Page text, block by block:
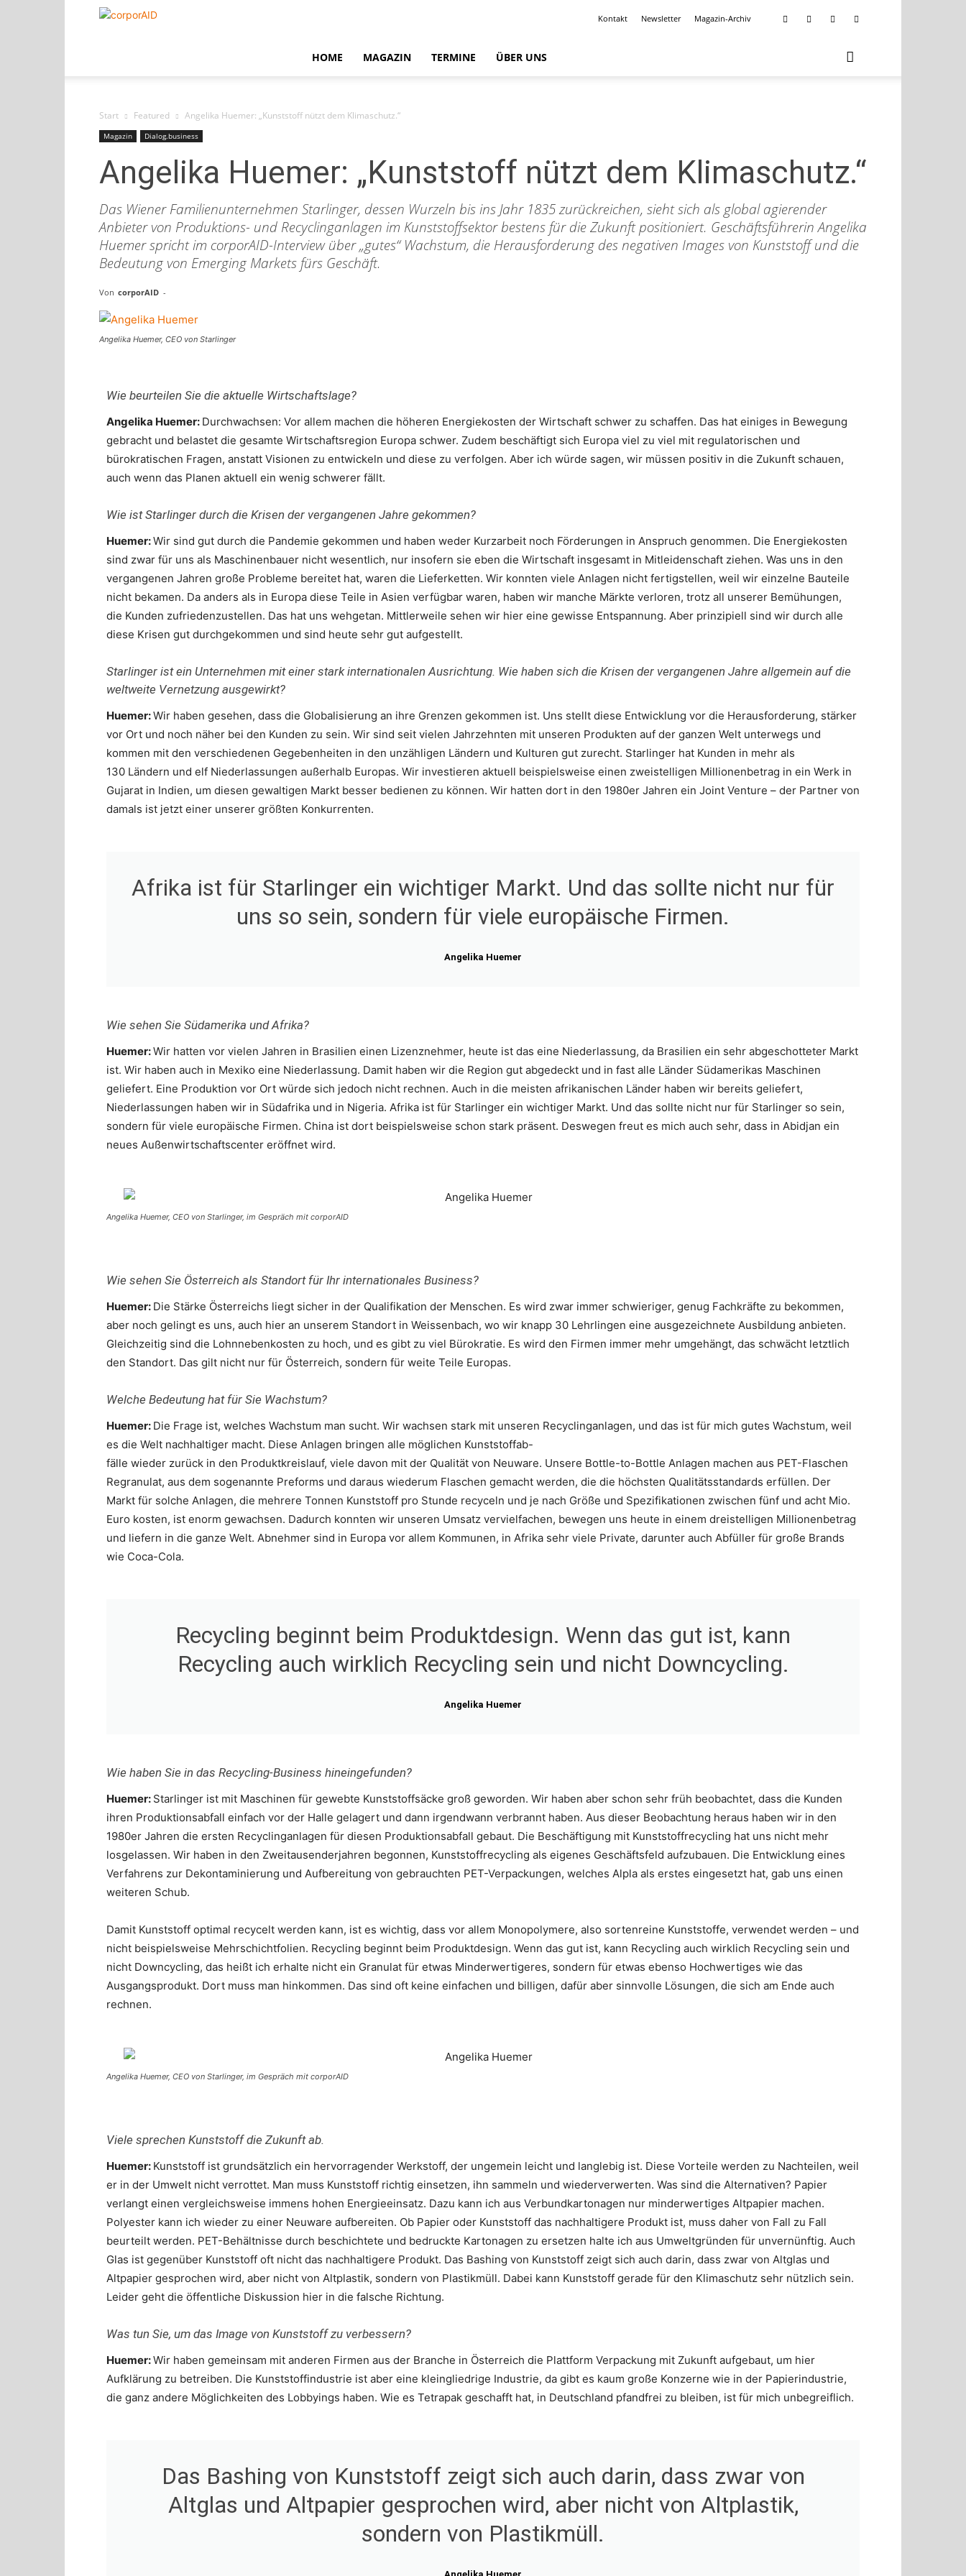
corporAID
Kontakt Newsletter Magazin-Archiv
HOME MAGAZIN TERMINE ÜBER UNS
Start Featured Angelika Huemer: „Kunststoff nützt dem Klimaschutz.“
Magazin Dialog.business
Angelika Huemer: „Kunststoff nützt dem Klimaschutz.“
Das Wiener Familienunternehmen Starlinger, dessen Wurzeln bis ins Jahr 1835 zurückreichen, sieht sich als global agierender
Anbieter von Produktions- und Recyclinganlagen im Kunststoffsektor bestens für die Zukunft positioniert. Geschäftsführerin Angelika
Huemer spricht im corporAID-Interview über „gutes“ Wachstum, die Herausforderung des negativen Images von Kunststoff und die
Bedeutung von Emerging Markets fürs Geschäft.
Von corporAID -
Angelika Huemer, CEO von Starlinger
Wie beurteilen Sie die aktuelle Wirtschaftslage?
Angelika Huemer: Durchwachsen: Vor allem machen die höheren Energiekosten der Wirtschaft schwer zu schaffen. Das hat einiges in Bewegung
gebracht und belastet die gesamte Wirtschaftsregion Europa schwer. Zudem beschäftigt sich Europa viel zu viel mit regulatorischen und
bürokratischen Fragen, anstatt Visionen zu entwickeln und diese zu verfolgen. Aber ich würde sagen, wir müssen positiv in die Zukunft schauen,
auch wenn das Planen aktuell ein wenig schwerer fällt.
Wie ist Starlinger durch die Krisen der vergangenen Jahre gekommen?
Huemer:Wir sind gut durch die Pandemie gekommen und haben weder Kurzarbeit noch Förderungen in Anspruch genommen. Die Energiekosten
sind zwar für uns als Maschinenbauer nicht wesentlich, nur insofern sie eben die Wirtschaft insgesamt in Mitleidenschaft ziehen. Was uns in den
vergangenen Jahren große Probleme bereitet hat, waren die Lieferketten. Wir konnten viele Anlagen nicht fertigstellen, weil wir einzelne Bauteile
nicht bekamen. Da anders als in Europa diese Teile in Asien verfügbar waren, haben wir manche Märkte verloren, trotz all unserer Bemühungen,
die Kunden zufriedenzustellen. Das hat uns wehgetan. Mittlerweile sehen wir hier eine gewisse Entspannung. Aber prinzipiell sind wir durch alle
diese Krisen gut durchgekommen und sind heute sehr gut aufgestellt.
Starlinger ist ein Unternehmen mit einer stark internationalen Ausrichtung. Wie haben sich die Krisen der vergangenen Jahre allgemein auf die
weltweite Vernetzung ausgewirkt?
Huemer:Wir haben gesehen, dass die Globalisierung an ihre Grenzen gekommen ist. Uns stellt diese Entwicklung vor die Herausforderung, stärker
vor Ort und noch näher bei den Kunden zu sein. Wir sind seit vielen Jahrzehnten mit unseren Produkten auf der ganzen Welt unterwegs und
kommen mit den verschiedenen Gegebenheiten in den unzähligen Ländern und Kulturen gut zurecht. Starlinger hat Kunden in mehr als
130 Ländern und elf Niederlassungen außerhalb Europas. Wir investieren aktuell beispielsweise einen zweistelligen Millionenbetrag in ein Werk in
Gujarat in Indien, um diesen gewaltigen Markt besser bedienen zu können. Wir hatten dort in den 1980er Jahren ein Joint Venture – der Partner von
damals ist jetzt einer unserer größten Konkurrenten.
Afrika ist für Starlinger ein wichtiger Markt. Und das sollte nicht nur für
uns so sein, sondern für viele europäische Firmen.
Angelika Huemer
Wie sehen Sie Südamerika und Afrika?
Huemer:Wir hatten vor vielen Jahren in Brasilien einen Lizenznehmer, heute ist das eine Niederlassung, da Brasilien ein sehr abgeschotteter Markt
ist. Wir haben auch in Mexiko eine Niederlassung. Damit haben wir die Region gut abgedeckt und in fast alle Länder Südamerikas Maschinen
geliefert. Eine Produktion vor Ort würde sich jedoch nicht rechnen. Auch in die meisten afrikanischen Länder haben wir bereits geliefert,
Niederlassungen haben wir in Südafrika und in Nigeria. Afrika ist für Starlinger ein wichtiger Markt. Und das sollte nicht nur für Starlinger so sein,
sondern für viele europäische Firmen. China ist dort beispielsweise schon stark präsent. Deswegen freut es mich auch sehr, dass in Abidjan ein
neues Außenwirtschaftscenter eröffnet wird.
Angelika Huemer, CEO von Starlinger, im Gespräch mit corporAID
Wie sehen Sie Österreich als Standort für Ihr internationales Business?
Huemer: Die Stärke Österreichs liegt sicher in der Qualifikation der Menschen. Es wird zwar immer schwieriger, genug Fachkräfte zu bekommen,
aber noch gelingt es uns, auch hier an unserem Standort in Weissenbach, wo wir knapp 30 Lehrlingen eine ausgezeichnete Ausbildung anbieten.
Gleichzeitig sind die Lohnnebenkosten zu hoch, und es gibt zu viel Bürokratie. Es wird den Firmen immer mehr umgehängt, das schwächt letztlich
den Standort. Das gilt nicht nur für Österreich, sondern für weite Teile Europas.
Welche Bedeutung hat für Sie Wachstum?
Huemer: Die Frage ist, welches Wachstum man sucht. Wir wachsen stark mit unseren Recyclinganlagen, und das ist für mich gutes Wachstum, weil
es die Welt nachhaltiger macht. Diese Anlagen bringen alle möglichen Kunststoffab-
fälle wieder zurück in den Produktkreislauf, viele davon mit der Qualität von Neuware. Unsere Bottle-to-Bottle Anlagen machen aus PET-Flaschen
Regranulat, aus dem sogenannte Preforms und daraus wiederum Flaschen gemacht werden, die die höchsten Qualitätsstandards erfüllen. Der
Markt für solche Anlagen, die mehrere Tonnen Kunststoff pro Stunde recyceln und je nach Größe und Spezifikationen zwischen fünf und acht Mio.
Euro kosten, ist enorm gewachsen. Dadurch konnten wir unseren Umsatz vervielfachen, bewegen uns heute in einem dreistelligen Millionenbetrag
und liefern in die ganze Welt. Abnehmer sind in Europa vor allem Kommunen, in Afrika sehr viele Private, darunter auch Abfüller für große Brands
wie Coca-Cola.
Recycling beginnt beim Produktdesign. Wenn das gut ist, kann
Recycling auch wirklich Recycling sein und nicht Downcycling.
Angelika Huemer
Wie haben Sie in das Recycling-Business hineingefunden?
Huemer: Starlinger ist mit Maschinen für gewebte Kunststoffsäcke groß geworden. Wir haben aber schon sehr früh beobachtet, dass die Kunden
ihren Produktionsabfall einfach vor der Halle gelagert und dann irgendwann verbrannt haben. Aus dieser Beobachtung heraus haben wir in den
1980er Jahren die ersten Recyclinganlagen für diesen Produktionsabfall gebaut. Die Beschäftigung mit Kunststoffrecycling hat uns nicht mehr
losgelassen. Wir haben in den Zweitausenderjahren begonnen, Kunststoffrecycling als eigenes Geschäftsfeld aufzubauen. Die Entwicklung eines
Verfahrens zur Dekontaminierung und Aufbereitung von gebrauchten PET-Verpackungen, welches Alpla als erstes eingesetzt hat, gab uns einen
weiteren Schub.
Damit Kunststoff optimal recycelt werden kann, ist es wichtig, dass vor allem Monopolymere, also sortenreine Kunststoffe, verwendet werden – und
nicht beispielsweise Mehrschichtfolien. Recycling beginnt beim Produktdesign. Wenn das gut ist, kann Recycling auch wirklich Recycling sein und
nicht Downcycling, das heißt ich erhalte nicht ein Granulat für etwas Minderwertigeres, sondern für etwas ebenso Hochwertiges wie das
Ausgangsprodukt. Dort muss man hinkommen. Das sind oft keine einfachen und billigen, dafür aber sinnvolle Lösungen, die sich am Ende auch
rechnen.
Angelika Huemer, CEO von Starlinger, im Gespräch mit corporAID
Viele sprechen Kunststoff die Zukunft ab.
Huemer: Kunststoff ist grundsätzlich ein hervorragender Werkstoff, der ungemein leicht und langlebig ist. Diese Vorteile werden zu Nachteilen, weil
er in der Umwelt nicht verrottet. Man muss Kunststoff richtig einsetzen, ihn sammeln und wiederverwerten. Was sind die Alternativen? Papier
verlangt einen vergleichsweise immens hohen Energieeinsatz. Dazu kann ich aus Verbundkartonagen nur minderwertiges Altpapier machen.
Polyester kann ich wieder zu einer Neuware aufbereiten. Ob Papier oder Kunststoff das nachhaltigere Produkt ist, muss daher von Fall zu Fall
beurteilt werden. PET-Behältnisse durch beschichtete und bedruckte Kartonagen zu ersetzen halte ich aus Umweltgründen für unvernünftig. Auch
Glas ist gegenüber Kunststoff oft nicht das nachhaltigere Produkt. Das Bashing von Kunststoff zeigt sich auch darin, dass zwar von Altglas und
Altpapier gesprochen wird, aber nicht von Altplastik, sondern von Plastikmüll. Dabei kann Kunststoff gerade für den Klimaschutz sehr nützlich sein.
Leider geht die öffentliche Diskussion hier in die falsche Richtung.
Was tun Sie, um das Image von Kunststoff zu verbessern?
Huemer:Wir haben gemeinsam mit anderen Firmen aus der Branche in Österreich die Plattform Verpackung mit Zukunft aufgebaut, um hier
Aufklärung zu betreiben. Die Kunststoffindustrie ist aber eine kleingliedrige Industrie, da gibt es kaum große Konzerne wie in der Papierindustrie,
die ganz andere Möglichkeiten des Lobbyings haben. Wie es Tetrapak geschafft hat, in Deutschland pfandfrei zu bleiben, ist für mich unbegreiflich.
Das Bashing von Kunststoff zeigt sich auch darin, dass zwar von
Altglas und Altpapier gesprochen wird, aber nicht von Altplastik,
sondern von Plastikmüll.